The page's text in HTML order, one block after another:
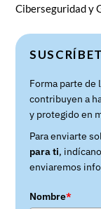
Ciberseguridad y
Forma parte de
contribuyen a
y protegido en
Para enviarte
para ti,
enviaremos
Nombre*